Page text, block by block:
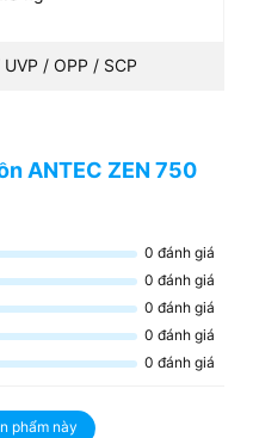
/ OPP / SCP
ANTEC ZEN 750
0 đánh giá
0 đánh giá
0 đánh giá
0 đánh giá
0 đánh giá
phẩm này